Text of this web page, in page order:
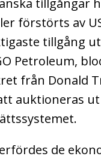
tillgångar
förstörts av
tillgång
Petroleum,
från Donald
auktioneras
de